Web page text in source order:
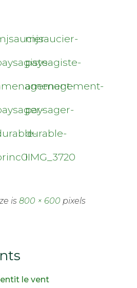
mjsaucier-
paysagiste-
amenagement-
paysager-
durable-
IIMG_3720
is 800 × 600 pixels
le vent